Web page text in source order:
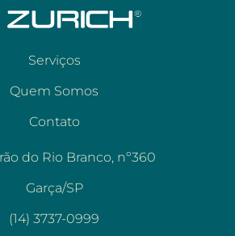
Serviços
Quem Somos
Contato
do Rio Branco, nº360
Garça/SP
(14) 3737-0999